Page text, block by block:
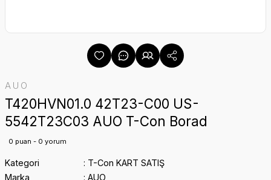
AUO
T420HVN01.0 42T23-C00 US-
5542T23C03 AUO T-Con Borad
0 puan - 0 yorum
Kategori
T-Con KART SATIŞ
Marka
AUO